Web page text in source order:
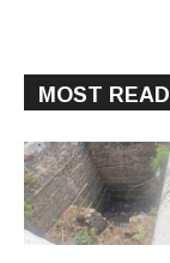
MOST READ